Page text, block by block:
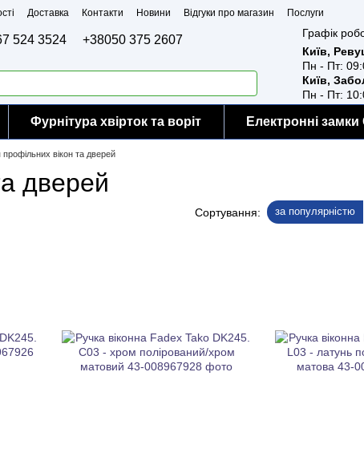
Доставка Контакти Новини Відгуки про магазин
Послуги
524 3524 +38050 375 2607
Графік
Київ,
Пн - Пт:
Київ,
Пн - Пт:
Фурнітура хвірток та воріт Електронні
профільних вікон та дверей
дверей
Сортування: за популярністю